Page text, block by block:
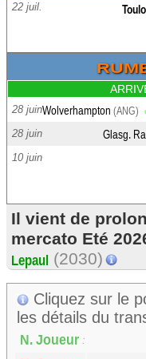
22 juil.
28 juin
28 juin
10 juin
Il vient de
mercato Eté
(2030)
Cliquez sur le
les détails du
: